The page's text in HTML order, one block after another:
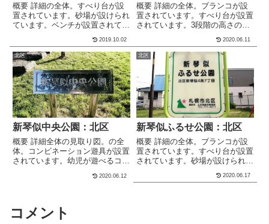
概要 詳細の全体。すべり台が設
置されています。砂場が設けられ
ています。ベンチが設置されてい
公園です。 基本情報郵便番号〒
001-0910住所北海道札幌市北区
新琴似１０条１丁目１−２７管理
問い合わせ
2019.10.02
概要 詳細の全体。ブランコが設
置されています。すべり台が設置
されています。3段階の高さの鉄
が設置されています。砂場が設け
られています。公園の隣は札幌市
立新琴似緑小学校です。 メモ北
区の住宅街の中にある、公園で
す。公園の隣は札幌市立新琴似緑
小学校です。 基本情報郵便番号
〒001-0910住所北海道札幌市北
区新琴似10条11丁目管理問い合
わせ
2020.06.11
北区
新琴似中央公園：北区
概要 詳細全体の見取り図。の全
体。コンビネーション遊具が設置
されています。幼児が遊べるコン
ます。ターザンロープ遊具が設置
ま屋が、設けられています。の自
由広場全体。多目的な利用が出来
2020.06.12
北区
新琴似ふるせ公園：北区
概要 詳細の全体。ブランコが設
置されています。すべり台が設置
されています。砂場が設けられて
置されています。 メモ北区の住
2020.06.17
コメント